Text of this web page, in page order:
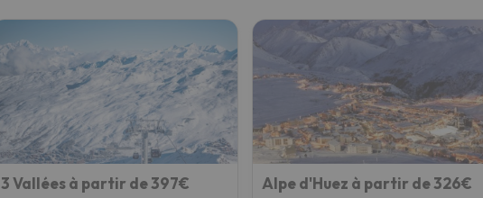
3 Vallées à partir de 397€ Alpe d'Huez à partir de 326€